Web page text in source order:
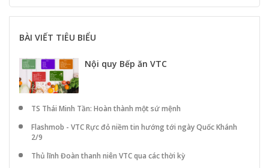
BÀI VIẾT TIÊU BIỂU
Nội quy Bếp ăn VTC
TS Thái Minh Tần: Hoàn thành một sứ mệnh
Flashmob - VTC Rực đỏ niềm tin hướng tới ngày Quốc Khánh
2/9
Thủ lĩnh Đoàn thanh niên VTC qua các thời kỳ